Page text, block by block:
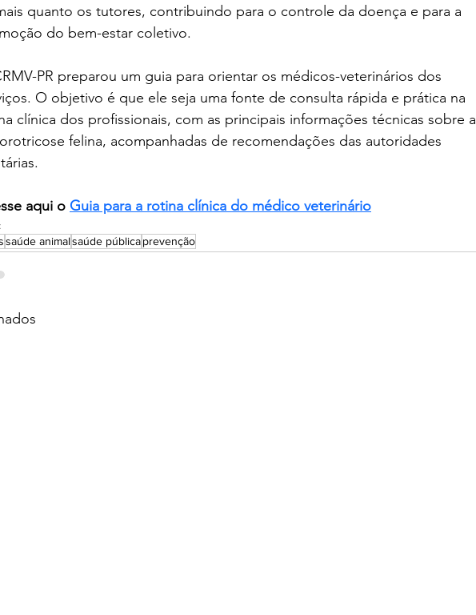
quanto os tutores, contribuindo para o controle da doença e para a
do bem-estar coletivo.
PR preparou um guia para orientar os médicos-veterinários dos
O objetivo é que ele seja uma fonte de consulta rápida e prática na
clínica dos profissionais, com as principais informações técnicas sobre a
felina, acompanhadas de recomendações das autoridades
aqui o Guia para a rotina clínica do médico veterinário
saúde animalsaúde públicaprevenção